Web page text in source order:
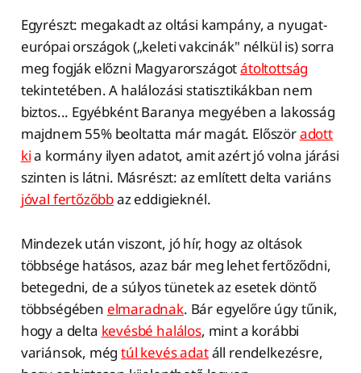
Egyrészt: megakadt az oltási kampány, a nyugat-
európai országok („keleti vakcinák" nélkül is) sorra
meg fogják előzni Magyarországotátoltottság
tekintetében. A halálozási statisztikákban nem
biztos... Egyébként Baranya megyében a lakosság
majdnem 55% beoltatta már magát. Előszöradott
kia kormány ilyen adatot, amit azért jó volna járási
szinten is látni. Másrészt: az említett delta variáns
jóval fertőzőbbaz eddigieknél.
Mindezek után viszont, jó hír, hogy az oltások
többsége hatásos, azaz bár meg lehet fertőződni,
betegedni, de a súlyos tünetek az esetek döntő
többségében elmaradnak. Bár egyelőre úgy tűnik,
hogy a delta kevésbé halálos, mint a korábbi
variánsok, mégtúl kevés adatáll rendelkezésre,